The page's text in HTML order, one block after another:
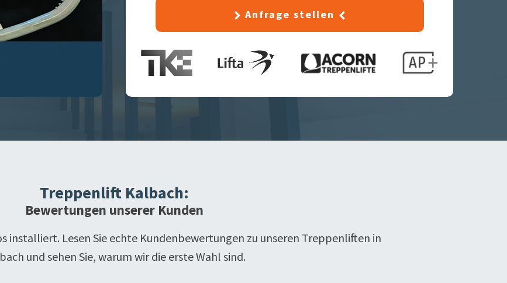
Anfrage stellen
Treppenlift Kalbach:
Bewertungen unserer Kunden
installiert. Lesen Sie echte Kundenbewertungen zu unseren Treppenliften in
und sehen Sie, warum wir die erste Wahl sind.